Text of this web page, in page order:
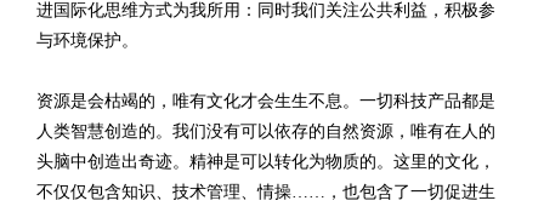
进国际化思维方式为我所用：同时我们关注公共利益，积极参
与环境保护。
资源是会枯竭的，唯有文化才会生生不息。一切科技产品都是
人类智慧创造的。我们没有可以依存的自然资源，唯有在人的
头脑中创造出奇迹。精神是可以转化为物质的。这里的文化，
不仅仅包含知识、技术管理、情操……，也包含了一切促进生